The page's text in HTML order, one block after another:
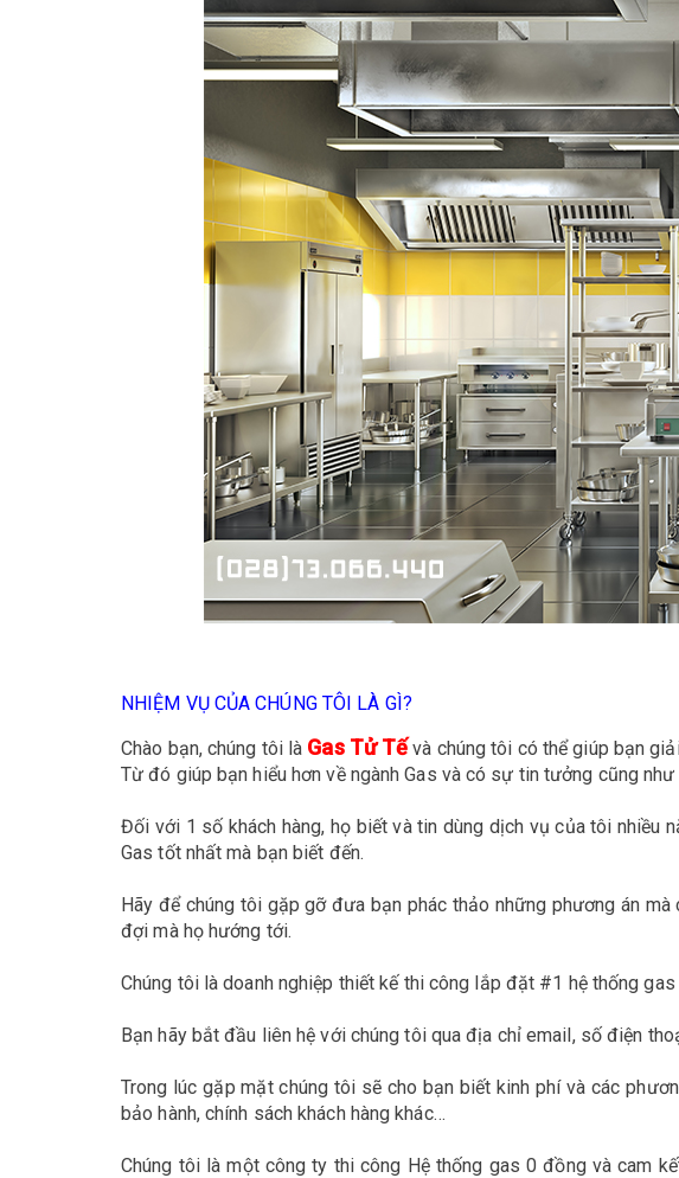
NHIỆM VỤ CỦA CHÚNG TÔI LÀ GÌ?
Chào bạn, chúng tôi là Gas Tử Tếvà chúng tôi có thể giúp bạn
Từ đó giúp bạn hiểu hơn về ngành Gas và có sự tin tưởng cũng
Đối với 1 số khách hàng, họ biết và tin dùng dịch vụ của tôi nhiều
Gas tốt nhất mà bạn biết đến.
Hãy để chúng tôi gặp gỡ đưa bạn phác thảo những phương án
đợi mà họ hướng tới.
Chúng tôi là doanh nghiệp thiết kế thi công lắp đặt #1 hệ thống
Bạn hãy bắt đầu liên hệ với chúng tôi qua địa chỉ email, số điện
Trong lúc gặp mặt chúng tôi sẽ cho bạn biết kinh phí và các
bảo hành, chính sách khách hàng khác…
Chúng tôi là một công ty thi công Hệ thống gas 0 đồng và cam